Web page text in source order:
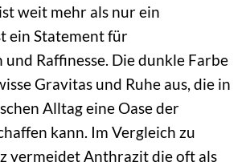
weit mehr als nur ein
ein Statement für
Raffinesse. Die dunkle Farbe
Gravitas und Ruhe aus, die in
Alltag eine Oase der
kann. Im Vergleich zu
vermeidet Anthrazit die oft als